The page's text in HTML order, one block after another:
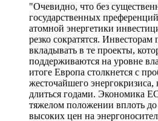
"Очевидно, что без
государственных
атомной энергетики
резко сократятся. Инвесторам
вкладывать в те проекты,
поддерживаются на уровне
итоге Европа столкнется с
жесточайшего энергокризиса,
длиться годами. Экономика
тяжелом положении вплоть до
высоких цен на